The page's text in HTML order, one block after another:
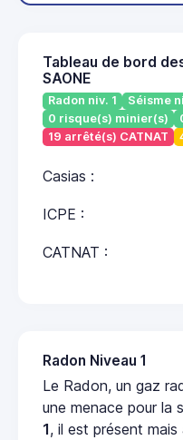
Tableau de bord
SAONE
Radon niv. 1 Séisme
0 risque(s) minier(s)
19 arrêté(s) CATNAT
Casias :
ICPE :
CATNAT :
Radon Niveau 1
Le Radon, un gaz
une menace pour la
1, il est présent